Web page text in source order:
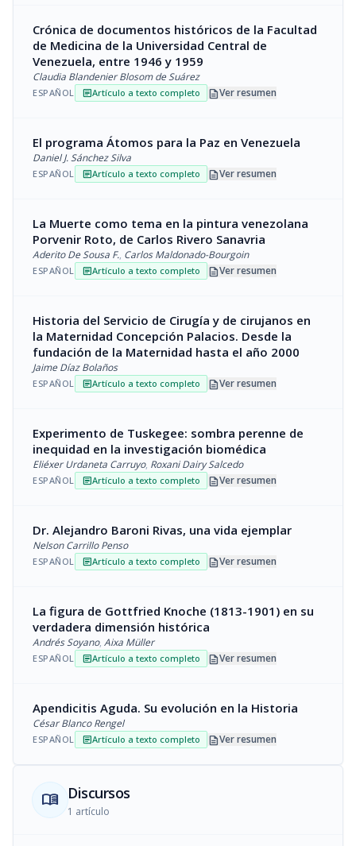
Crónica de documentos históricos de la Facultad
de Medicina de la Universidad Central de
Venezuela, entre 1946 y 1959
Claudia Blandenier Blosom de Suárez
ESPAÑOL articleArtículo a texto completo descriptionVer resumen
El programa Átomos para la Paz en Venezuela
Daniel J. Sánchez Silva
ESPAÑOL articleArtículo a texto completo descriptionVer resumen
La Muerte como tema en la pintura venezolana
Porvenir Roto, de Carlos Rivero Sanavria
Aderito De Sousa F., Carlos Maldonado-Bourgoin
ESPAÑOL articleArtículo a texto completo descriptionVer resumen
Historia del Servicio de Cirugía y de cirujanos en
la Maternidad Concepción Palacios. Desde la
fundación de la Maternidad hasta el año 2000
Jaime Díaz Bolaños
ESPAÑOL articleArtículo a texto completo descriptionVer resumen
Experimento de Tuskegee: sombra perenne de
inequidad en la investigación biomédica
Eliéxer Urdaneta Carruyo, Roxani Dairy Salcedo
ESPAÑOL articleArtículo a texto completo descriptionVer resumen
Dr. Alejandro Baroni Rivas, una vida ejemplar
Nelson Carrillo Penso
ESPAÑOL articleArtículo a texto completo descriptionVer resumen
La figura de Gottfried Knoche (1813-1901) en su
verdadera dimensión histórica
Andrés Soyano, Aixa Müller
ESPAÑOL articleArtículo a texto completo descriptionVer resumen
Apendicitis Aguda. Su evolución en la Historia
César Blanco Rengel
ESPAÑOL articleArtículo a texto completo descriptionVer resumen
menu_book Discursos
1 artículo